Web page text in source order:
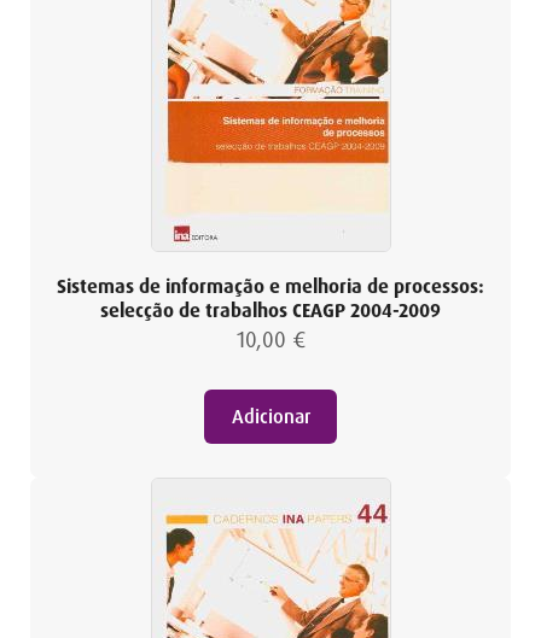
Sistemas de informação e melhoria de processos:
selecção de trabalhos CEAGP 2004-2009
10,00 €
Adicionar